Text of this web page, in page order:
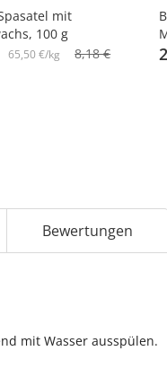
mit
100 g
65,50 €/kg 8,18 €
Bewertungen
mit Wasser ausspülen.